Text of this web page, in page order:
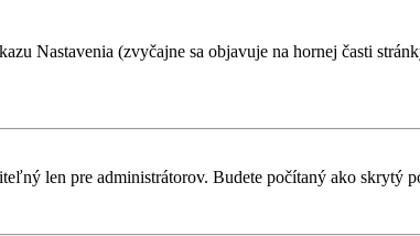
Nastavenia (zvyčajne sa objavuje na hornej časti
len pre administrátorov. Budete počítaný ako skrytý